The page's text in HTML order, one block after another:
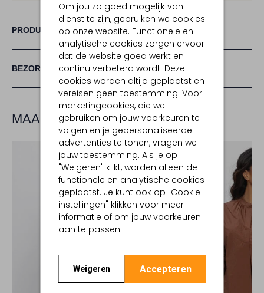
Om jou zo goed mogelijk van
dienst te zijn, gebruiken we cookies
op onze website. Functionele en
analytische cookies zorgen ervoor
dat de website goed werkt en
continu verbeterd wordt. Deze
cookies worden altijd geplaatst en
vereisen geen toestemming. Voor
marketingcookies, die we
gebruiken om jouw voorkeuren te
volgen en je gepersonaliseerde
advertenties te tonen, vragen we
jouw toestemming. Als je op
"Weigeren" klikt, worden alleen de
functionele en analytische cookies
geplaatst. Je kunt ook op "Cookie-
instellingen" klikken voor meer
informatie of om jouw voorkeuren
aan te passen.
Weigeren Accepteren
PRODUCT INFORMATIE
BEZORGEN & RETOURNEREN
MAAK JE LOOK COMPLEET